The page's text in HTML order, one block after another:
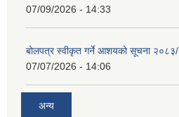
07/09/2026 - 14:33
बोलपत्र स्वीकृत गर्ने आशयको सूचना २०८३/
07/07/2026 - 14:06
अन्य